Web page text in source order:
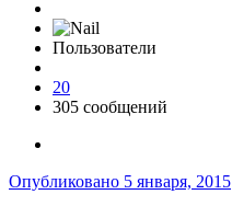
Пользователи
20
305 сообщений
Опубликовано 5 января, 2015